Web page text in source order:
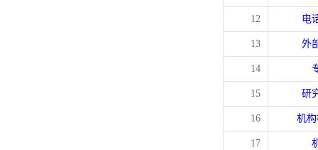
12 电
13 外
14
15 研
16 机
17